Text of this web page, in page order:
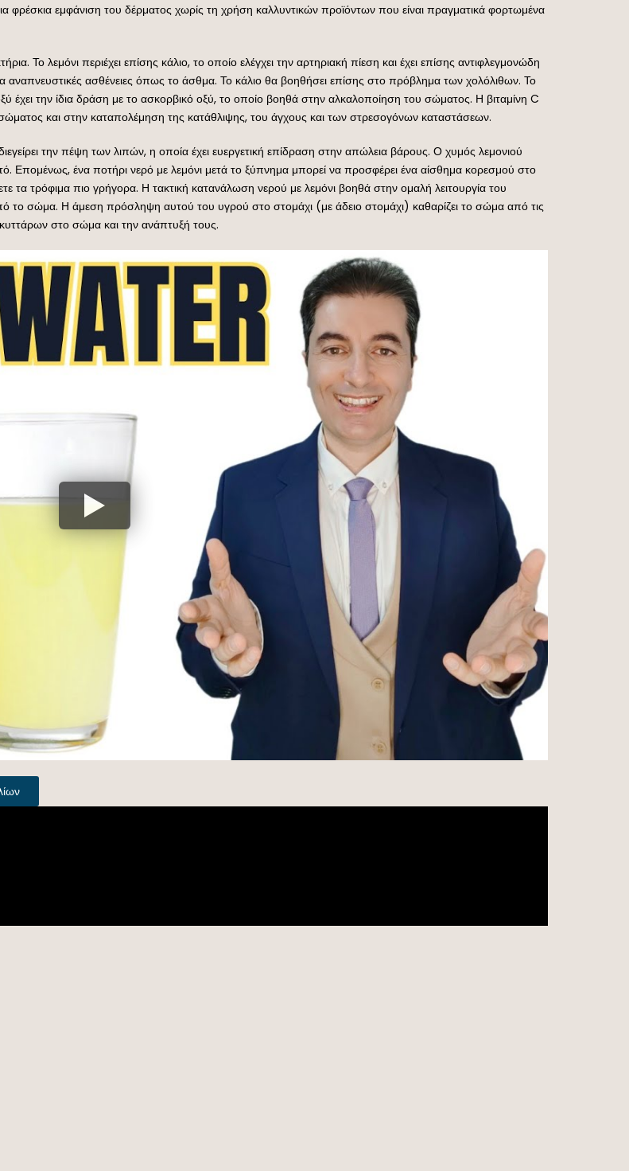
φρέσκια εμφάνιση του δέρματος χωρίς τη χρήση καλλυντικών προϊόντων που είναι πραγματικά φορτωμένα
Το λεμόνι περιέχει επίσης κάλιο, το οποίο ελέγχει την αρτηριακή πίεση και έχει επίσης αντιφλεγμονώδη
αναπνευστικές ασθένειες όπως το άσθμα. Το κάλιο θα βοηθήσει επίσης στο πρόβλημα των χολόλιθων. Το
έχει την ίδια δράση με το ασκορβικό οξύ, το οποίο βοηθά στην αλκαλοποίηση του σώματος. Η βιταμίνη C
και στην καταπολέμηση της κατάθλιψης, του άγχους και των στρεσογόνων καταστάσεων.
διεγείρει την πέψη των λιπών, η οποία έχει ευεργετική επίδραση στην απώλεια βάρους. Ο χυμός λεμονιού
Επομένως, ένα ποτήρι νερό με λεμόνι μετά το ξύπνημα μπορεί να προσφέρει ένα αίσθημα κορεσμού στο
τα τρόφιμα πιο γρήγορα. Η τακτική κατανάλωση νερού με λεμόνι βοηθά στην ομαλή λειτουργία του
το σώμα. Η άμεση πρόσληψη αυτού του υγρού στο στομάχι (με άδειο στομάχι) καθαρίζει το σώμα από τις
στο σώμα και την ανάπτυξή τους.